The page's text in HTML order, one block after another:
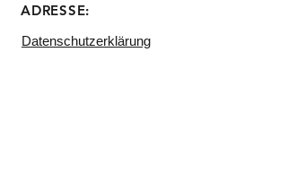
ADRESSE:
Datenschutzerklärung